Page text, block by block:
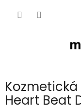
Heart Beat